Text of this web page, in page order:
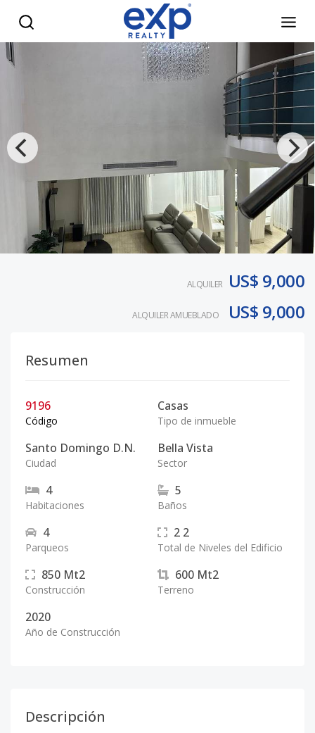
ALQUILER US$ 9,000
ALQUILER AMUEBLADO US$ 9,000
Resumen
9196
Código
Casas
Tipo de inmueble
Santo Domingo D.N.
Ciudad
Bella Vista
Sector
4
Habitaciones
5
Baños
4
Parqueos
2 2
Total de Niveles del Edificio
850 Mt2
Construcción
600 Mt2
Terreno
2020
Año de Construcción
Descripción
Bella Vista Luxury Home, Casa en alquiler. - eXp Realty